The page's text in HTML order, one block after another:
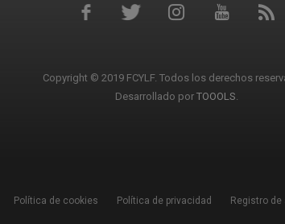
Copyright © 2019 FCYLF. Todos los derechos
Desarrollado por TOOOLS.
Política de cookies Política de privacidad Registro